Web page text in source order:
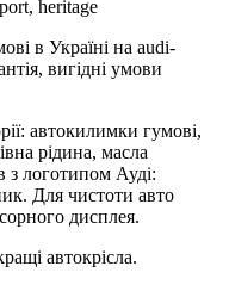
heritage
в Україні на audi-
вигідні умови
автокилимки гумові,
рідина, масла
з логотипом Ауді:
Для чистоти авто
дисплея.
автокрісла.